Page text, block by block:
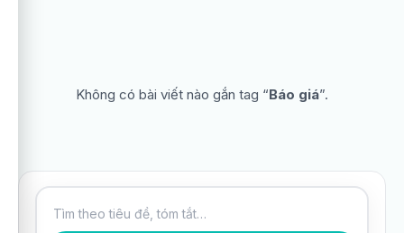
Không có bài viết nào gắn tag “Báo giá”.